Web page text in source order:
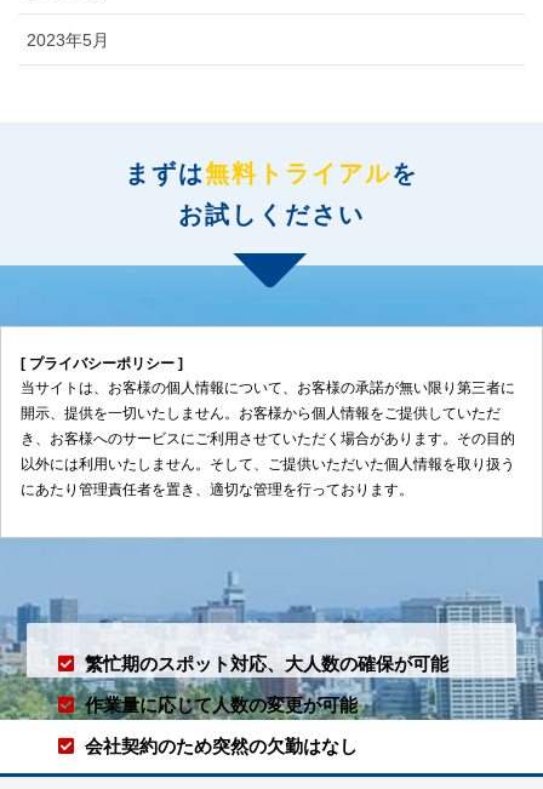
2023年5月
まずは無料トライアルを
お試しください
[ プライバシーポリシー ]
当サイトは、お客様の個人情報について、お客様の承諾が無い限り第三者に
開示、提供を一切いたしません。お客様から個人情報をご提供していただ
き、お客様へのサービスにご利用させていただく場合があります。その目的
以外には利用いたしません。そして、ご提供いただいた個人情報を取り扱う
にあたり管理責任者を置き、適切な管理を行っております。
繁忙期のスポット対応、 大人数の確保が可能
作業量に応じて人数の変更が可能
会社契約のため突然の欠勤はなし